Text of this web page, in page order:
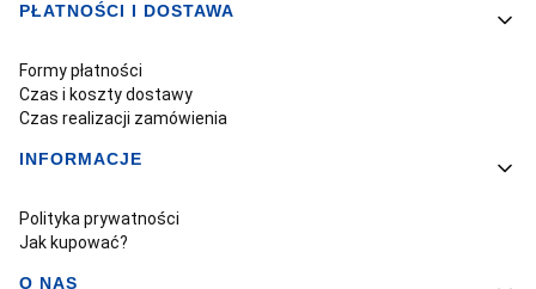
PŁATNOŚCI I DOSTAWA
Formy płatności
Czas i koszty dostawy
Czas realizacji zamówienia
INFORMACJE
Polityka prywatności
Jak kupować?
O NAS